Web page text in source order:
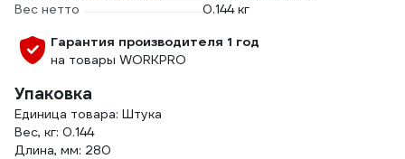
Вес нетто
0.144 кг
Гарантия производителя 1 год
на товары WORKPRO
Упаковка
Единица товара: Штука
Вес, кг: 0.144
Длина, мм: 280